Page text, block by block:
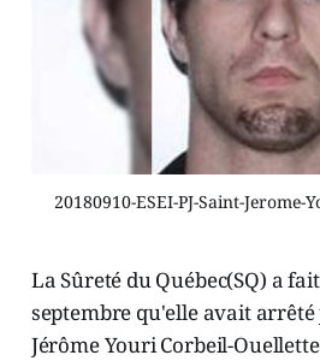
20180910-ESEI-PJ-Saint-
La Sûreté du Québec(SQ) a
septembre qu'elle avait arrêté
Jérôme Youri Corbeil-